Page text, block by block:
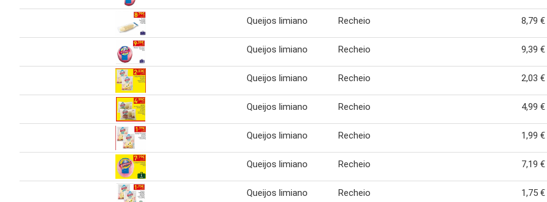
Queijos limiano Recheio 8,79 €
Queijos limiano Recheio 9,39 €
Queijos limiano Recheio 2,03 €
Queijos limiano Recheio 4,99 €
Queijos limiano Recheio 1,99 €
Queijos limiano Recheio 7,19 €
Queijos limiano Recheio 1,75 €